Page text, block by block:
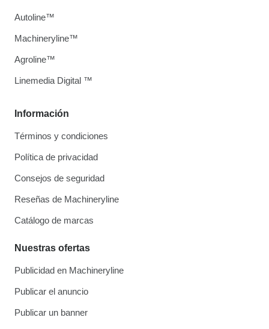
Información
Términos y condiciones
Política de privacidad
Consejos de seguridad
Reseñas de Machineryline
Catálogo de marcas
Nuestras ofertas
Publicidad en Machineryline
Publicar el anuncio
Publicar un banner
Autoline™
Machineryline™
Agroline™
Linemedia Digital ™